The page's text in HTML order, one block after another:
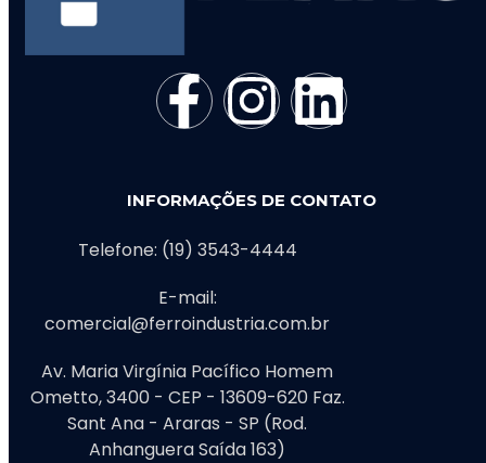
INFORMAÇÕES DE CONTATO
Telefone: (19) 3543-4444
E-mail:
comercial@ferroindustria.com.br
Av. Maria Virgínia Pacífico Homem
Ometto, 3400 - CEP - 13609-620 Faz.
Sant Ana - Araras - SP (Rod.
Anhanguera Saída 163)